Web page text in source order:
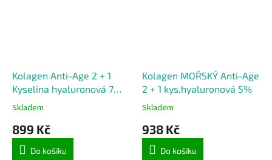
Kolagen Anti-Age 2 + 1
Kyselina hyaluronová 7%
ZDARMA
Skladem
899 Kč
Do košíku
Kolagen MOŘSKÝ Anti-Age
2 + 1 kys.hyaluronová 5%
Skladem
938 Kč
Do košíku